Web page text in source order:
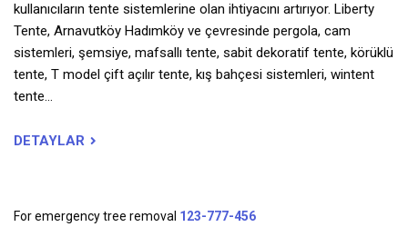
kullanıcıların tente sistemlerine olan ihtiyacını artırıyor. Liberty
Tente, Arnavutköy Hadımköy ve çevresinde pergola, cam
sistemleri, şemsiye, mafsallı tente, sabit dekoratif tente, körüklü
tente, T model çift açılır tente, kış bahçesi sistemleri, wintent
tente…
DETAYLAR
For emergency tree removal 123-777-456